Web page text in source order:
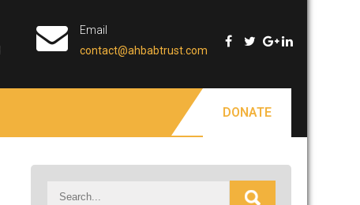
Email
contact@ahbabtrust.com
DONATE